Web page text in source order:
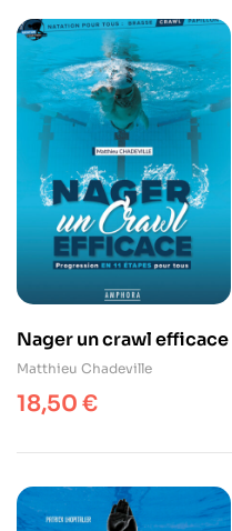
Nager un crawl efficace
Matthieu Chadeville
18,50 €